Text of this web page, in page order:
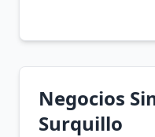
Negocios
Surquillo